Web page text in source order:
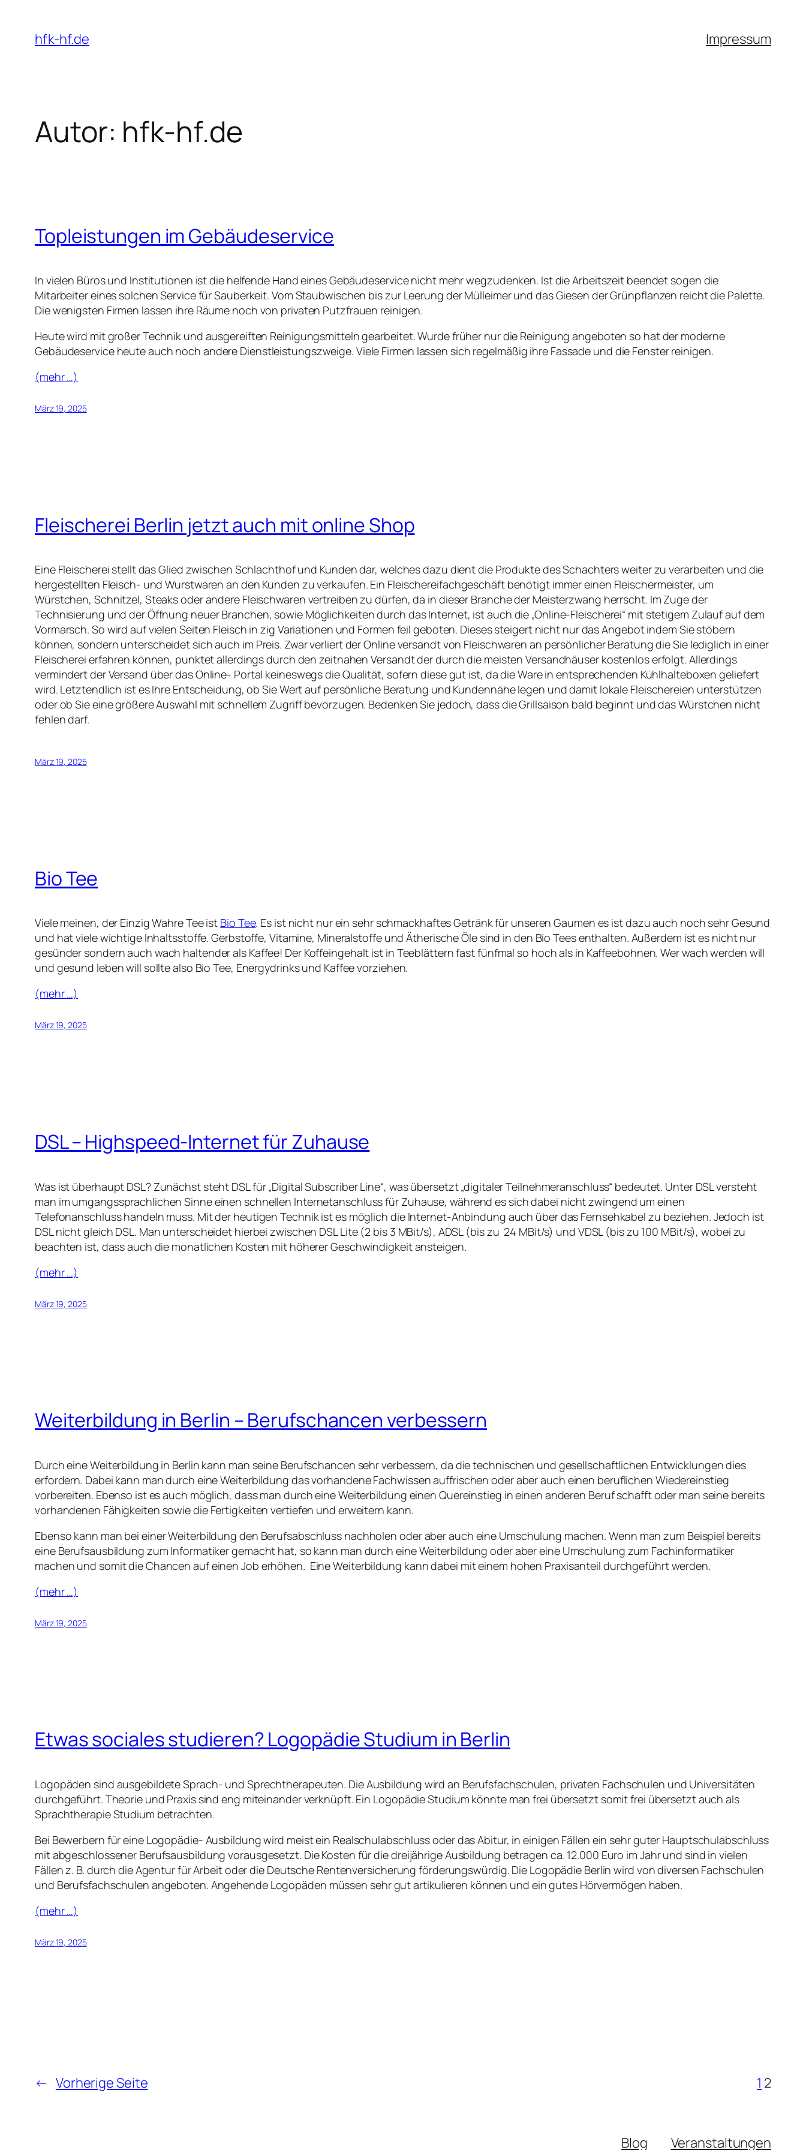
Inhalt
springen
hfk-hf.de Impressum
Autor: hfk-hf.de
Topleistungen im Gebäudeservice
In vielen Büros und Institutionen ist die helfende Hand eines Gebäudeservice nicht mehr wegzudenken. Ist die Arbeitszeit beendet sogen die
Mitarbeiter eines solchen Service für Sauberkeit. Vom Staubwischen bis zur Leerung der Mülleimer und das Giesen der Grünpflanzen reicht die Palette.
Die wenigsten Firmen lassen ihre Räume noch von privaten Putzfrauen reinigen.
Heute wird mit großer Technik und ausgereiften Reinigungsmitteln gearbeitet. Wurde früher nur die Reinigung angeboten so hat der moderne
Gebäudeservice heute auch noch andere Dienstleistungszweige. Viele Firmen lassen sich regelmäßig ihre Fassade und die Fenster reinigen.
(mehr …)
März 19, 2025
Fleischerei Berlin jetzt auch mit online Shop
Eine Fleischerei stellt das Glied zwischen Schlachthof und Kunden dar, welches dazu dient die Produkte des Schachters weiter zu verarbeiten und die
hergestellten Fleisch- und Wurstwaren an den Kunden zu verkaufen. Ein Fleischereifachgeschäft benötigt immer einen Fleischermeister, um
Würstchen, Schnitzel, Steaks oder andere Fleischwaren vertreiben zu dürfen, da in dieser Branche der Meisterzwang herrscht. Im Zuge der
Technisierung und der Öffnung neuer Branchen, sowie Möglichkeiten durch das Internet, ist auch die „Online-Fleischerei“ mit stetigem Zulauf auf dem
Vormarsch. So wird auf vielen Seiten Fleisch in zig Variationen und Formen feil geboten. Dieses steigert nicht nur das Angebot indem Sie stöbern
können, sondern unterscheidet sich auch im Preis. Zwar verliert der Online versandt von Fleischwaren an persönlicher Beratung die Sie lediglich in einer
Fleischerei erfahren können, punktet allerdings durch den zeitnahen Versandt der durch die meisten Versandhäuser kostenlos erfolgt. Allerdings
vermindert der Versand über das Online- Portal keineswegs die Qualität, sofern diese gut ist, da die Ware in entsprechenden Kühlhalteboxen geliefert
wird. Letztendlich ist es Ihre Entscheidung, ob Sie Wert auf persönliche Beratung und Kundennähe legen und damit lokale Fleischereien unterstützen
oder ob Sie eine größere Auswahl mit schnellem Zugriff bevorzugen. Bedenken Sie jedoch, dass die Grillsaison bald beginnt und das Würstchen nicht
fehlen darf.
März 19, 2025
Bio Tee
Viele meinen, der Einzig Wahre Tee ist Bio Tee. Es ist nicht nur ein sehr schmackhaftes Getränk für unseren Gaumen es ist dazu auch noch sehr Gesund
und hat viele wichtige Inhaltsstoffe. Gerbstoffe, Vitamine, Mineralstoffe und Ätherische Öle sind in den Bio Tees enthalten. Außerdem ist es nicht nur
gesünder sondern auch wach haltender als Kaffee! Der Koffeingehalt ist in Teeblättern fast fünfmal so hoch als in Kaffeebohnen. Wer wach werden will
und gesund leben will sollte also Bio Tee, Energydrinks und Kaffee vorziehen.
(mehr …)
März 19, 2025
DSL – Highspeed-Internet für Zuhause
Was ist überhaupt DSL? Zunächst steht DSL für „Digital Subscriber Line“, was übersetzt „digitaler Teilnehmeranschluss“ bedeutet. Unter DSL versteht
man im umgangssprachlichen Sinne einen schnellen Internetanschluss für Zuhause, während es sich dabei nicht zwingend um einen
Telefonanschluss handeln muss. Mit der heutigen Technik ist es möglich die Internet-Anbindung auch über das Fernsehkabel zu beziehen. Jedoch ist
DSL nicht gleich DSL. Man unterscheidet hierbei zwischen DSL Lite (2 bis 3 MBit/s), ADSL (bis zu 24 MBit/s) und VDSL (bis zu 100 MBit/s), wobei zu
beachten ist, dass auch die monatlichen Kosten mit höherer Geschwindigkeit ansteigen.
(mehr …)
März 19, 2025
Weiterbildung in Berlin – Berufschancen verbessern
Durch eine Weiterbildung in Berlin kann man seine Berufschancen sehr verbessern, da die technischen und gesellschaftlichen Entwicklungen dies
erfordern. Dabei kann man durch eine Weiterbildung das vorhandene Fachwissen auffrischen oder aber auch einen beruflichen Wiedereinstieg
vorbereiten. Ebenso ist es auch möglich, dass man durch eine Weiterbildung einen Quereinstieg in einen anderen Beruf schafft oder man seine bereits
vorhandenen Fähigkeiten sowie die Fertigkeiten vertiefen und erweitern kann.
Ebenso kann man bei einer Weiterbildung den Berufsabschluss nachholen oder aber auch eine Umschulung machen. Wenn man zum Beispiel bereits
eine Berufsausbildung zum Informatiker gemacht hat, so kann man durch eine Weiterbildung oder aber eine Umschulung zum Fachinformatiker
machen und somit die Chancen auf einen Job erhöhen. Eine Weiterbildung kann dabei mit einem hohen Praxisanteil durchgeführt werden.
(mehr …)
März 19, 2025
Etwas sociales studieren? Logopädie Studium in Berlin
Logopäden sind ausgebildete Sprach- und Sprechtherapeuten. Die Ausbildung wird an Berufsfachschulen, privaten Fachschulen und Universitäten
durchgeführt. Theorie und Praxis sind eng miteinander verknüpft. Ein Logopädie Studium könnte man frei übersetzt somit frei übersetzt auch als
Sprachtherapie Studium betrachten.
Bei Bewerbern für eine Logopädie- Ausbildung wird meist ein Realschulabschluss oder das Abitur, in einigen Fällen ein sehr guter Hauptschulabschluss
mit abgeschlossener Berufsausbildung vorausgesetzt. Die Kosten für die dreijährige Ausbildung betragen ca. 12.000 Euro im Jahr und sind in vielen
Fällen z. B. durch die Agentur für Arbeit oder die Deutsche Rentenversicherung förderungswürdig. Die Logopädie Berlin wird von diversen Fachschulen
und Berufsfachschulen angeboten. Angehende Logopäden müssen sehr gut artikulieren können und ein gutes Hörvermögen haben.
(mehr …)
März 19, 2025
← Vorherige Seite 1 2
Blog Veranstaltungen